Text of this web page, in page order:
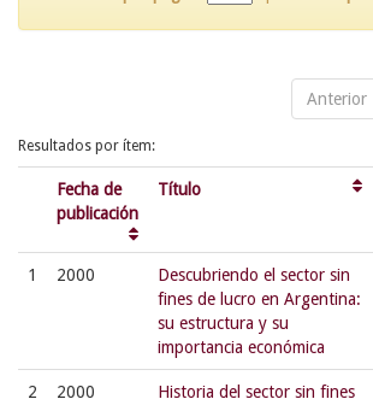
Anterior
Resultados por ítem:
Fecha de
publicación
Título
1 2000
Descubriendo el sector sin
fines de lucro en Argentina:
su estructura y su
importancia económica
2 2000
Historia del sector sin fines